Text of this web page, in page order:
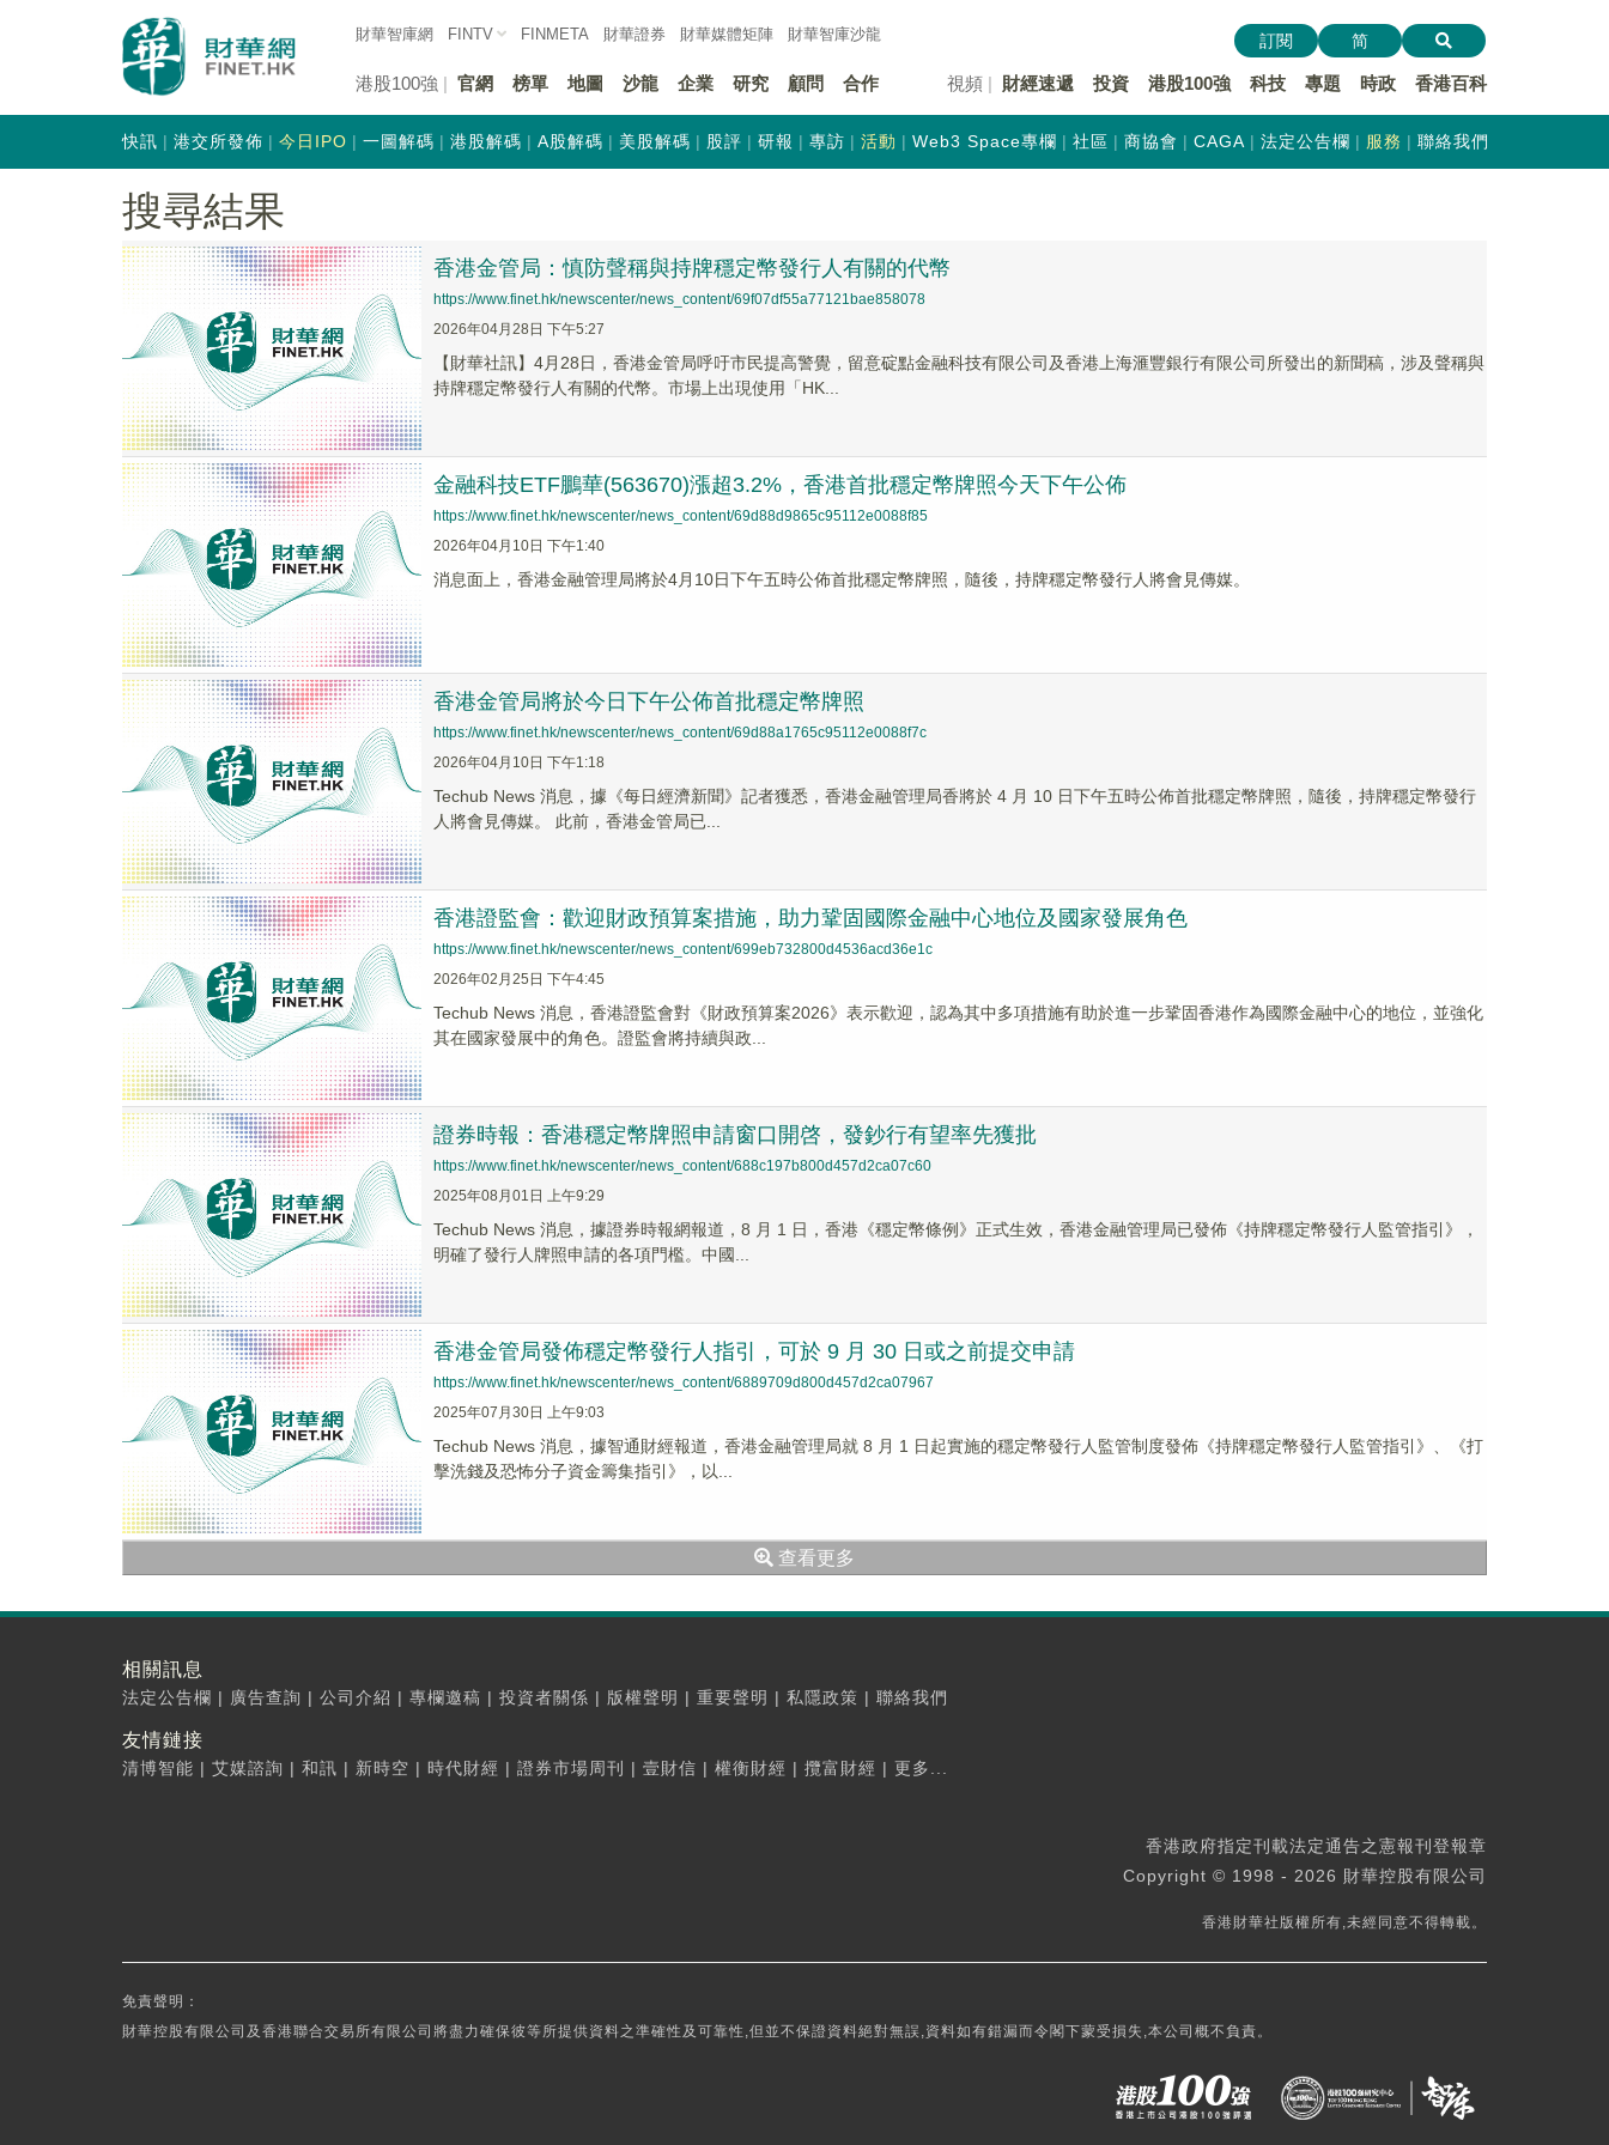
財華智庫網 FINTV FINMETA 財華證券 財華媒體矩陣 財華智庫沙龍
港股100強 官網 榜單 地圖 沙龍 企業 研究 顧問 合作 視頻 財經速遞 投資 港股100強 科技 專題 時政 香港百科
訂閱 简
快訊 港交所發佈 今日IPO 一圖解碼 港股解碼 A股解碼 美股解碼 股評 研報 專訪 活動 Web3 Space專欄 社區 商協會 CAGA 法定公告欄 服務 聯絡我們
搜尋結果
香港金管局：慎防聲稱與持牌穩定幣發行人有關的代幣
https://www.finet.hk/newscenter/news_content/69f07df55a77121bae858078
2026年04月28日 下午5:27
​【財華社訊】4月28日，香港金管局呼吁市民提高警覺，留意碇點金融科技有限公司及香港上海滙豐銀行有限公司所發出的新聞稿，涉及聲稱與
持牌穩定幣發行人有關的代幣。市場上出現使用「HK...
金融科技ETF鵬華(563670)漲超3.2%，香港首批穩定幣牌照今天下午公佈
https://www.finet.hk/newscenter/news_content/69d88d9865c95112e0088f85
2026年04月10日 下午1:40
消息面上，香港金融管理局將於4月10日下午五時公佈首批穩定幣牌照，隨後，持牌穩定幣發行人將會見傳媒。
香港金管局將於今日下午公佈首批穩定幣牌照
https://www.finet.hk/newscenter/news_content/69d88a1765c95112e0088f7c
2026年04月10日 下午1:18
Techub News 消息，據《每日經濟新聞》記者獲悉，香港金融管理局香將於 4 月 10 日下午五時公佈首批穩定幣牌照，隨後，持牌穩定幣發行
人將會見傳媒。 此前，香港金管局已...
香港證監會：歡迎財政預算案措施，助力鞏固國際金融中心地位及國家發展角色
https://www.finet.hk/newscenter/news_content/699eb732800d4536acd36e1c
2026年02月25日 下午4:45
Techub News 消息，香港證監會對《財政預算案2026》表示歡迎，認為其中多項措施有助於進一步鞏固香港作為國際金融中心的地位，並強化
其在國家發展中的角色。證監會將持續與政...
證券時報：香港穩定幣牌照申請窗口開啓，發鈔行有望率先獲批
https://www.finet.hk/newscenter/news_content/688c197b800d457d2ca07c60
2025年08月01日 上午9:29
Techub News 消息，據證券時報網報道，8 月 1 日，香港《穩定幣條例》正式生效，香港金融管理局已發佈《持牌穩定幣發行人監管指引》，
明確了發行人牌照申請的各項門檻。中國...
香港金管局發佈穩定幣發行人指引，可於 9 月 30 日或之前提交申請
https://www.finet.hk/newscenter/news_content/6889709d800d457d2ca07967
2025年07月30日 上午9:03
Techub News 消息，據智通財經報道，香港金融管理局就 8 月 1 日起實施的穩定幣發行人監管制度發佈《持牌穩定幣發行人監管指引》、《打
擊洗錢及恐怖分子資金籌集指引》，以...
查看更多
相關訊息
法定公告欄 | 廣告查詢 | 公司介紹 | 專欄邀稿 | 投資者關係 | 版權聲明 | 重要聲明 | 私隱政策 | 聯絡我們
友情鏈接
清博智能 | 艾媒諮詢 | 和訊 | 新時空 | 時代財經 | 證券市場周刊 | 壹財信 | 權衡財經 | 攬富財經 | 更多...
香港政府指定刊載法定通告之憲報刊登報章
Copyright © 1998 - 2026 財華控股有限公司
香港財華社版權所有,未經同意不得轉載。
免責聲明：
財華控股有限公司及香港聯合交易所有限公司將盡力確保彼等所提供資料之準確性及可靠性,但並不保證資料絕對無誤,資料如有錯漏而令閣下蒙受損失,本公司概不負責。